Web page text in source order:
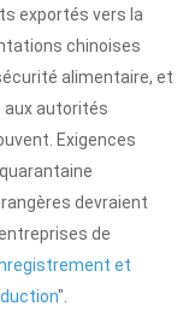
exportés vers la
chinoises
alimentaire, et
aux autorités
Exigences
devraient
de
et
".